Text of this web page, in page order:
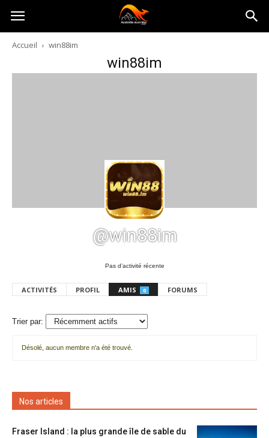
Australia-
australie.com
Accueil win88im
win88im
@win88im
Pas d’activité récente
ACTIVITÉS PROFIL AMIS 0 FORUMS
Trier par:
amis
Désolé, aucun membre n'a été trouvé.
Nos articles
Fraser Island : la plus grande île de sable du